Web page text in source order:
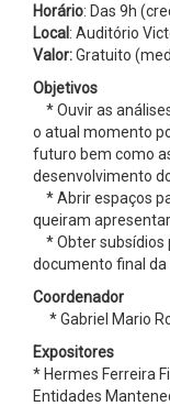
Horário: Das 9h
Local : Auditório
Valor:Gratuito
Objetivos
* Ouvir as
o atual momento
futuro bem como
desenvolvimento
* Abrir espaços
queiram
* Obter subsídios
documento final da
Coordenador
* Gabriel Mario
Expositores
* Hermes Ferreira
Entidades